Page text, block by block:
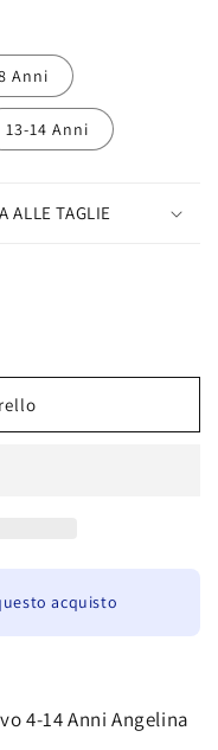
Anni
13-14 Anni
ALLE TAGLIE
acquisto
4-14 Anni Angelina